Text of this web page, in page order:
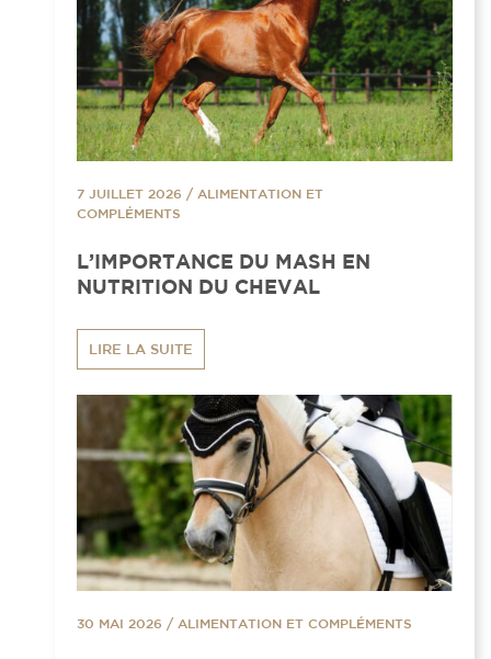
7 JUILLET 2026 / ALIMENTATION ET
COMPLÉMENTS
L’IMPORTANCE DU MASH EN
NUTRITION DU CHEVAL
LIRE LA SUITE
30 MAI 2026 / ALIMENTATION ET COMPLÉMENTS